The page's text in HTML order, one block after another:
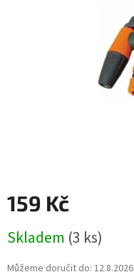
159 Kč
cena:
Skladem (3 ks)
Můžeme doručit do: 12.8.2026